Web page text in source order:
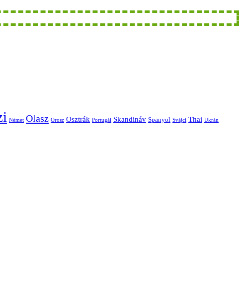
Német Olasz Orosz Osztrák Portugál Skandináv Spanyol Svájci Thai Ukrán